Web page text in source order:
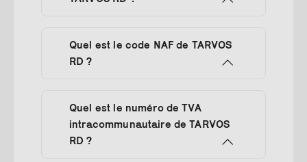
Quel est le code NAF de TARVOS
RD ?
Quel est le numéro de TVA
intracommunautaire de TARVOS
RD ?